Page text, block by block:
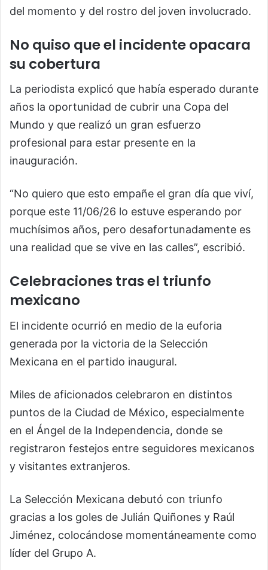
del momento y del rostro del joven involucrado.
No quiso que el incidente opacara
su cobertura
La periodista explicó que había esperado durante
años la oportunidad de cubrir una Copa del
Mundo y que realizó un gran esfuerzo
profesional para estar presente en la
inauguración.
“No quiero que esto empañe el gran día que viví,
porque este 11/06/26 lo estuve esperando por
muchísimos años, pero desafortunadamente es
una realidad que se vive en las calles”, escribió.
Celebraciones tras el triunfo
mexicano
El incidente ocurrió en medio de la euforia
generada por la victoria de la Selección
Mexicana en el partido inaugural.
Miles de aficionados celebraron en distintos
puntos de la Ciudad de México, especialmente
en el Ángel de la Independencia, donde se
registraron festejos entre seguidores mexicanos
y visitantes extranjeros.
La Selección Mexicana debutó con triunfo
gracias a los goles de Julián Quiñones y Raúl
Jiménez, colocándose momentáneamente como
líder del Grupo A.